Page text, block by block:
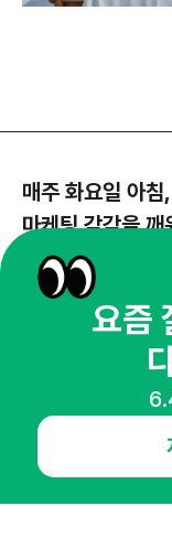
매주 화요일 아침,
마케팅 감각을 깨
65,043명의 마케터를 성
뉴스레터 구독하기
NHN AD
오픈애즈란
요즘